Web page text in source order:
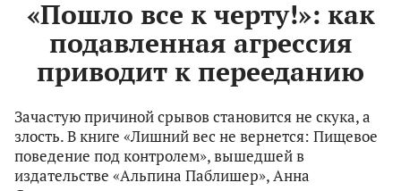
«Пошло все к черту!»: как
подавленная агрессия
приводит к перееданию
Зачастую причиной срывов становится не скука, а
злость. В книге «Лишний вес не вернется: Пищевое
поведение под контролем», вышедшей в
издательстве «Альпина Паблишер», Анна